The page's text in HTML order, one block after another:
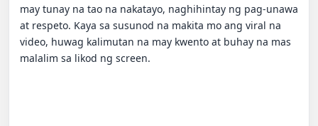
may tunay na tao na nakatayo, naghihintay ng pag-unawa
at respeto. Kaya sa susunod na makita mo ang viral na
video, huwag kalimutan na may kwento at buhay na mas
malalim sa likod ng screen.